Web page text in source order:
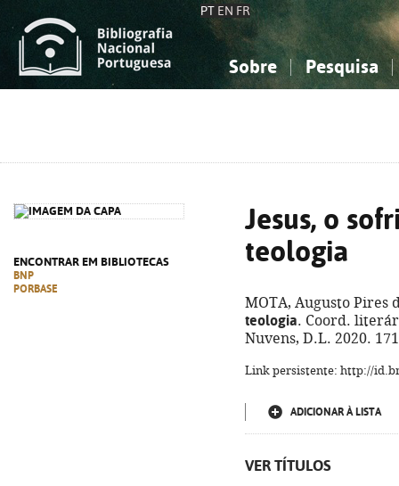
PT EN FR
Sobre Pesquisa
ENCONTRAR EM BIBLIOTECAS
BNP
PORBASE
Jesus, o
teologia
MOTA, Augusto Pires
teologia. Coord.
Nuvens, D.L. 2020.
Link persistente: http://
ADICIONAR À LISTA
VER TÍTULOS